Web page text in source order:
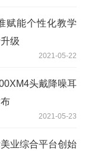
赋能个性化教学
级
2021-05-22
头戴降噪耳
2021-05-23
业综合平台创始